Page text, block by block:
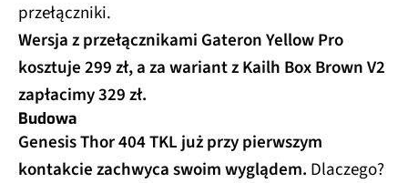
przełączniki.
Wersja z przełącznikami Gateron Yellow Pro
kosztuje 299 zł, a za wariant z Kailh Box Brown V2
zapłacimy 329 zł.
Budowa
Genesis Thor 404 TKL już przy pierwszym
kontakcie zachwyca swoim wyglądem. Dlaczego?